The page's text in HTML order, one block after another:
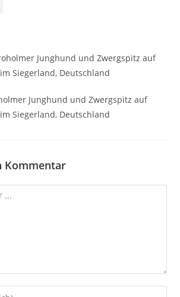
Junghund und Zwergspitz auf
Siegerland, Deutschland
Kommentar